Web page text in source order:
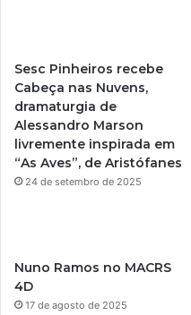
Sesc Pinheiros recebe
Cabeça nas Nuvens,
dramaturgia de
Alessandro Marson
livremente inspirada em
“As Aves”, de Aristófanes
24 de setembro de 2025
Nuno Ramos no MACRS
4D
17 de agosto de 2025